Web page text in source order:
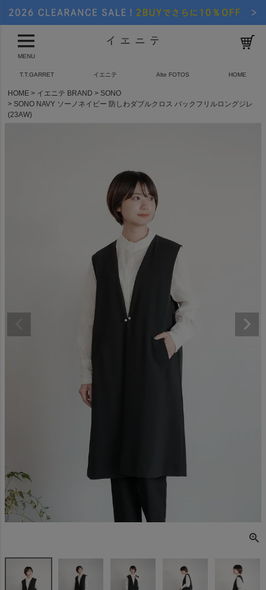
MENU
T.T.GARRET イエニテ Alte FOTOS HOME
HOME イエニテ BRAND
SONO
SONO NAVY ソーノネイビー 防しわダブルクロス バックフリルロングジレ
(23AW)